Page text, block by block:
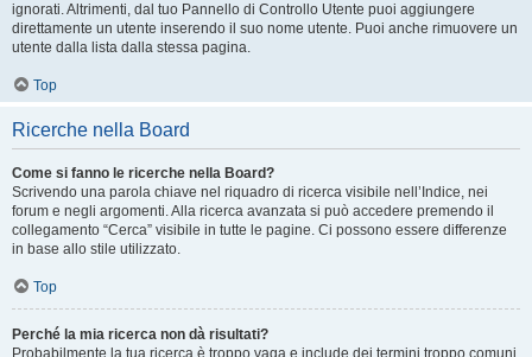
ignorati. Altrimenti, dal tuo Pannello di Controllo Utente puoi aggiungere
direttamente un utente inserendo il suo nome utente. Puoi anche rimuovere un
utente dalla lista dalla stessa pagina.
Top
Ricerche nella Board
Come si fanno le ricerche nella Board?
Scrivendo una parola chiave nel riquadro di ricerca visibile nell’Indice, nei
forum e negli argomenti. Alla ricerca avanzata si può accedere premendo il
collegamento “Cerca” visibile in tutte le pagine. Ci possono essere differenze
in base allo stile utilizzato.
Top
Perché la mia ricerca non dà risultati?
Probabilmente la tua ricerca è troppo vaga e include dei termini troppo comuni